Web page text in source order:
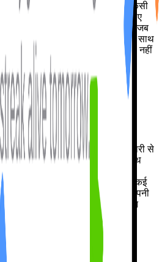
मुझे जल्दी से फ़्रेंच सीखनी थी। पर किसी
है जब तक आपके पास अभ्यास के लिए
बातचीत के लिए तैयार रहती है, और जब
लगता। मैं अपनी सारी गलतियाँ उसके साथ
से बात करते वक्त मुझे झिझक महसूस नहीं
बातचीत को याद रखने और समझदारी से
मैं हैरान हूँ। मैं बेझिझक स्पैनिश के साथ
से नहीं डरता। अगर मैं अंग्रेज़ी और
भी Tutor Lily ज़रा भी नहीं चूकती। कई
मैं दिन या रात के किसी भी पहर अपनी
नहीं कर सकता। सीखने का बेहतरीन
बनावट सिखाती है